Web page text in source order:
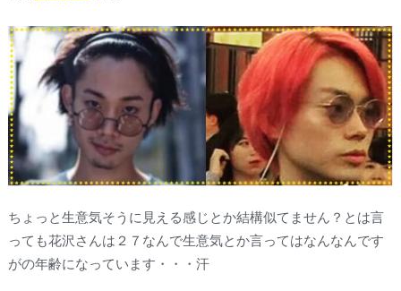
ちょっと生意気そうに見える感じとか結構似てません？とは言
っても花沢さんは２７なんで生意気とか言ってはなんなんです
がの年齢になっています・・・汗